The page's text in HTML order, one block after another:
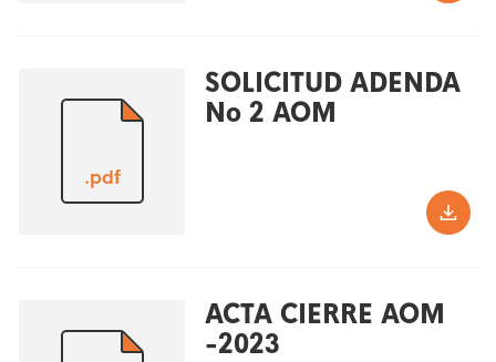
.pdf
SOLICITUD ADENDA
No 2 AOM
ACTA CIERRE AOM
-2023